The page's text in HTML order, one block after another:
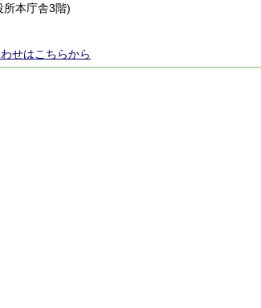
本庁舎3階)
せはこちらから